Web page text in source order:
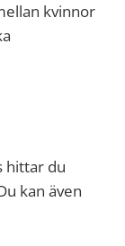
kvinnor
hittar du
kan även